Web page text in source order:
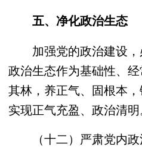
五、净化政治生态
加强党的政治建设，
政治生态作为基础性、
其林，养正气、固根本
实现正气充盈、政治清明
（十二）严肃党内政